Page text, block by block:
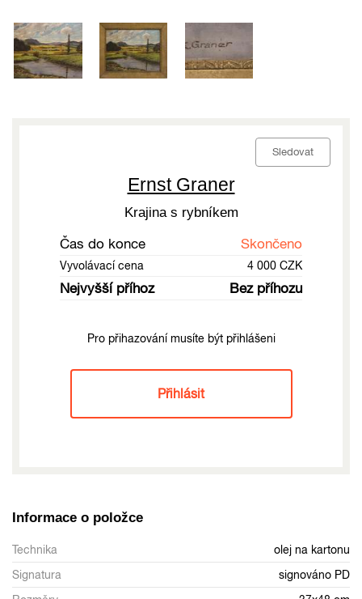
Sledovat
Ernst Graner
Krajina s rybníkem
Čas do konce Skončeno
Vyvolávací cena 4 000 CZK
Nejvyšší příhoz Bez příhozu
Pro přihazování musíte být přihlášeni
Přihlásit
Informace o položce
Technika
olej na kartonu
Signatura
signováno PD